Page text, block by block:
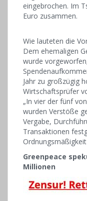
eingebrochen. Im
Euro zusammen.
Wie lauteten die
Dem ehemaligen
wurde
Jahr zu großzügig
Wirtschaftsprüfer
„In vier der fünf
wurden Verstöße
Vergabe,
Transaktionen
Greenpeace
Millionen